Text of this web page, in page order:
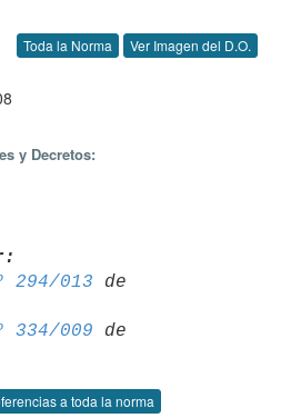
Toda la Norma Ver Imagen del D.O.
y Decretos:
294/013 de
334/009 de
a toda la norma